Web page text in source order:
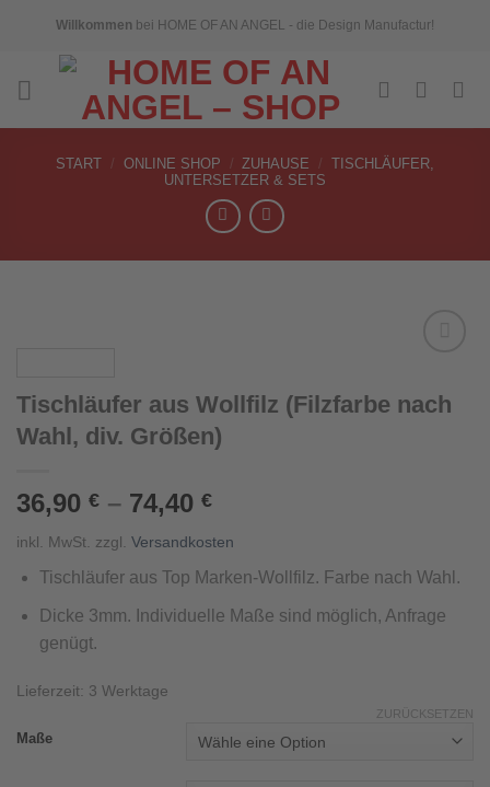
Willkommen bei HOME OF AN ANGEL - die Design Manufactur!
START / ONLINE SHOP / ZUHAUSE / TISCHLÄUFER,
UNTERSETZER & SETS
Add to
Tischläufer aus Wollfilz (Filzfarbe nach
Wahl, div. Größen)
36,90 € – 74,40 €
inkl. MwSt. zzgl. Versandkosten
Tischläufer aus Top Marken-Wollfilz. Farbe nach Wahl.
Dicke 3mm. Individuelle Maße sind möglich, Anfrage
genügt.
Lieferzeit: 3 Werktage
Maße
ZURÜCKSETZEN